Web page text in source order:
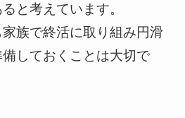
と考えています。
族で終活に取り組み円滑
しておくことは大切で